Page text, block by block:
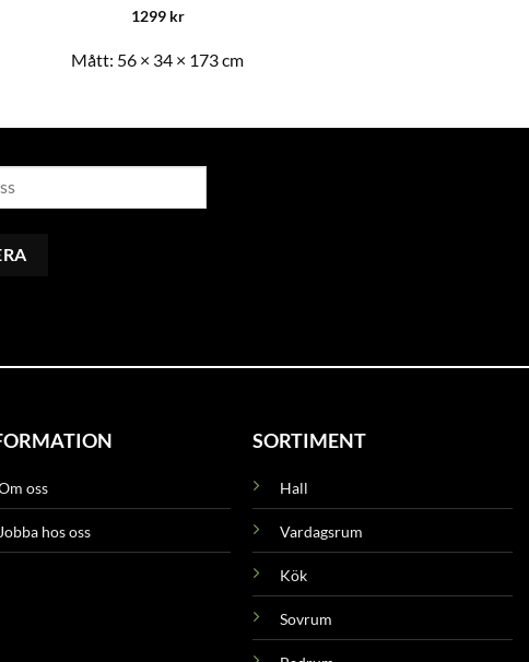
1299 kr
Mått: 56 × 34 × 173 cm
oss
Jobba hos oss
SORTIMENT
Hall
Vardagsrum
Kök
Sovrum